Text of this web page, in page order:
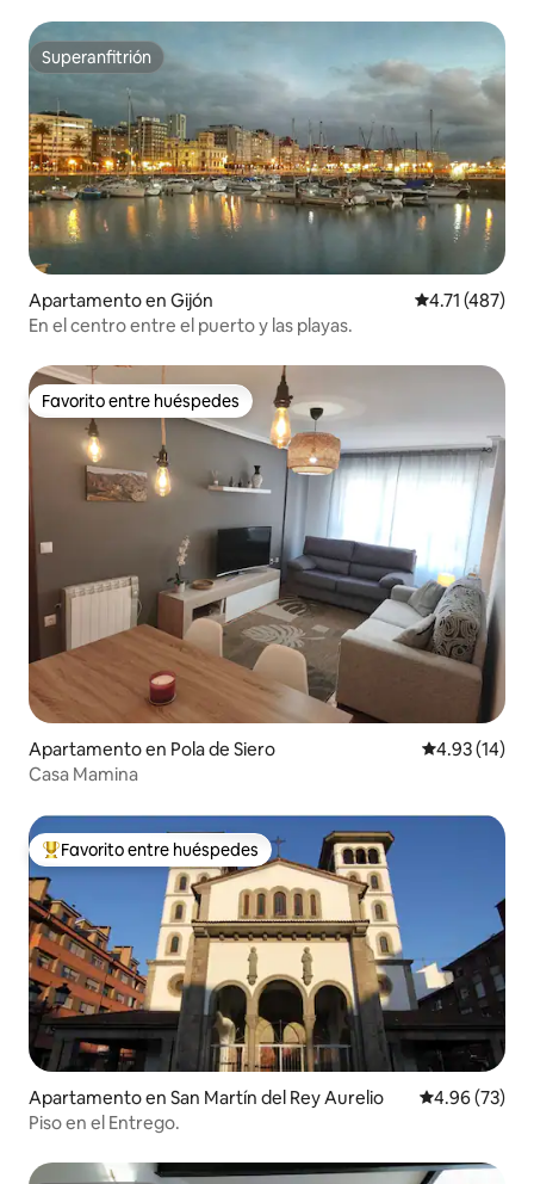
Superanfitrión
Superanfitrión
Apartamento en Gijón Calificación
4.71 (487)
En el centro entre el puerto y las playas.
Favorito entre huéspedes
Favorito entre huéspedes
Apartamento en Pola de Siero Calificación
4.93 (14)
Casa Mamina
Favorito entre huéspedes preferido
Favorito entre huéspedes
Apartamento en San Martín del Rey Aurelio Calificación
4.96 (73)
Piso en el Entrego.